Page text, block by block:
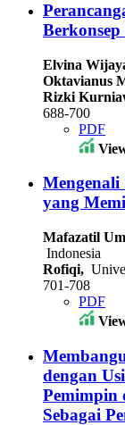
Elvina
Oktavianus
Rizki
688-700
PDF
Mengenali
yang
Mafazatil
Indonesia
Rofiqi,
701-708
PDF
dengan
Pemimpin
Sebagai